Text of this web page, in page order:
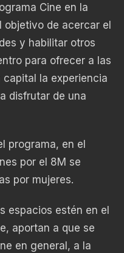
Cine en la
objetivo de acercar el
y habilitar otros
para ofrecer a las
la experiencia
disfrutar de una
programa, en el
por el 8M se
por mujeres.
espacios estén en el
aportan a que se
en general, a la